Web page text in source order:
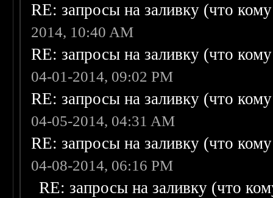
RE: запросы на заливку (что
2014, 10:40 AM
RE: запросы на заливку (что
04-01-2014, 09:02 PM
RE: запросы на заливку (что
04-05-2014, 04:31 AM
RE: запросы на заливку (что
04-08-2014, 06:16 PM
RE: запросы на заливку (что